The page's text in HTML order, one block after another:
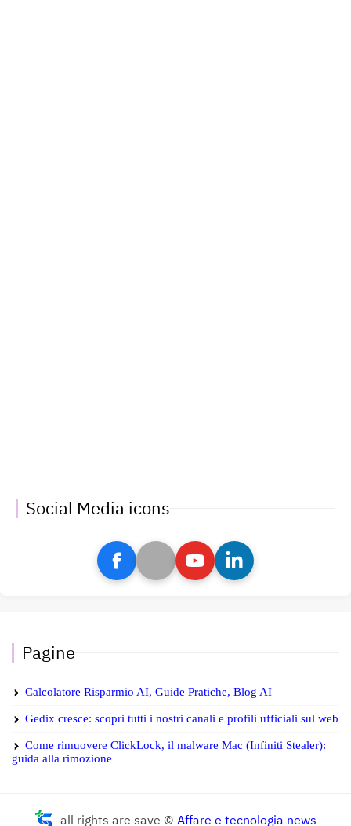
Social Media icons
Pagine
Calcolatore Risparmio AI, Guide Pratiche, Blog AI
Gedix cresce: scopri tutti i nostri canali e profili ufficiali sul web
Come rimuovere ClickLock, il malware Mac (Infiniti Stealer):
guida alla rimozione
all rights are save © Affare e tecnologia news